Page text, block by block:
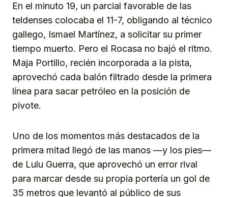
En el minuto 19, un parcial favorable de las
teldenses colocaba el 11-7, obligando al técnico
gallego, Ismael Martínez, a solicitar su primer
tiempo muerto. Pero el Rocasa no bajó el ritmo.
Maja Portillo, recién incorporada a la pista,
aprovechó cada balón filtrado desde la primera
línea para sacar petróleo en la posición de
pivote.
Uno de los momentos más destacados de la
primera mitad llegó de las manos —y los pies—
de Lulu Guerra, que aprovechó un error rival
para marcar desde su propia portería un gol de
35 metros que levantó al público de sus